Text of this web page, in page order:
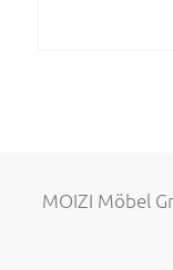
MOIZI Möbel